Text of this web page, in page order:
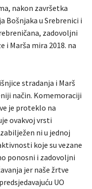
nakon završetka
Bošnjaka u Srebrenici i
zadovoljni
i Marša mira 2018. na
stradanja i Marš
način. Komemoraciji
je proteklo na
ovakvoj vrsti
ni u jednoj
koje su vezane
ponosni i zadovoljni
jer naše žrtve
UO